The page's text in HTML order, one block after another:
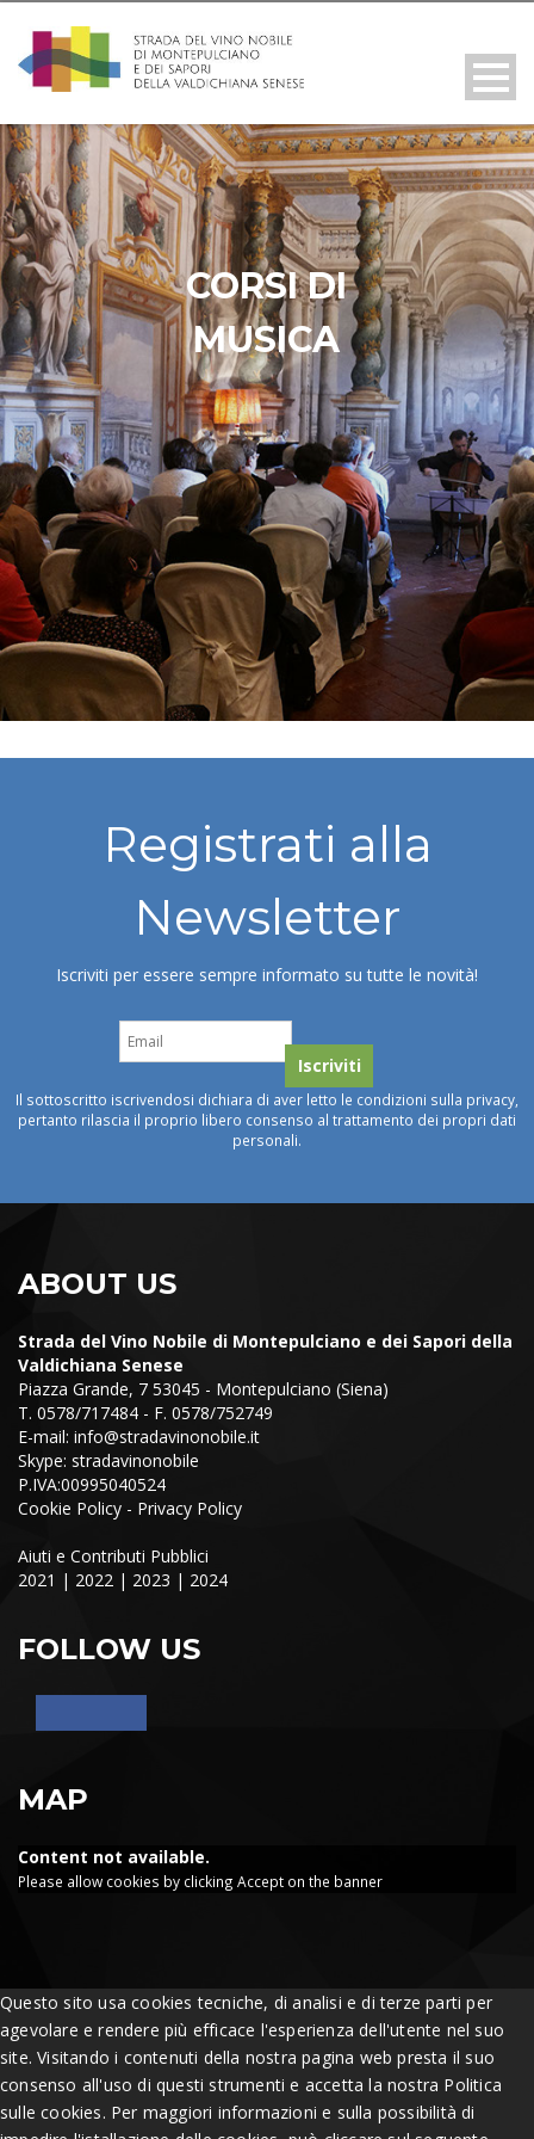
CORSI DI
MUSICA
Registrati alla
Newsletter
Iscriviti per essere sempre informato su tutte le novità!
Il sottoscritto iscrivendosi dichiara di aver letto le condizioni sulla privacy,
pertanto rilascia il proprio libero consenso al trattamento dei propri dati
personali.
ABOUT US
Strada del Vino Nobile di Montepulciano e dei Sapori della
Valdichiana Senese
Piazza Grande, 7 53045 - Montepulciano (Siena)
T. 0578/717484 - F. 0578/752749
E-mail: info@stradavinonobile.it
Skype: stradavinonobile
P.IVA:00995040524
Cookie Policy - Privacy Policy
Aiuti e Contributi Pubblici
2021 | 2022 | 2023 | 2024
FOLLOW US
MAP
Content not available.
Please allow cookies by clicking Accept on the banner
Questo sito usa cookies tecniche, di analisi e di terze parti per
agevolare e rendere più efficace l'esperienza dell'utente nel suo
site. Visitando i contenuti della nostra pagina web presta il suo
consenso all'uso di questi strumenti e accetta la nostra Politica
sulle cookies. Per maggiori informazioni e sulla possibilità di